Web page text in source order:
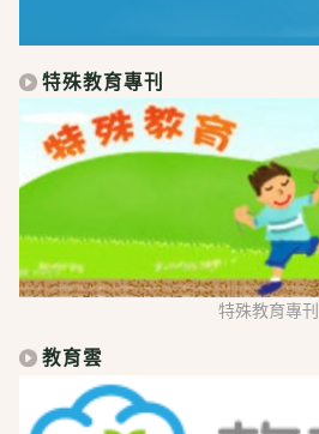
特殊教育專刊
特殊教育專刊
教育雲